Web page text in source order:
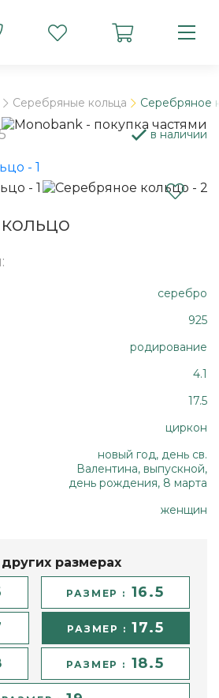
Серебряные кольца Серебряное
в наличии
серебро
925
родирование
4.1
17.5
циркон
новый год, день св.
Валентина, выпускной,
день рождения, 8 марта
женщин
размерах
РАЗМЕР : 16.5
РАЗМЕР : 17.5
РАЗМЕР : 18.5